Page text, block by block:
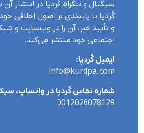
سیگنال و تلگرام کُردپا در انتشار
کُردپا با پایبندی بر اصول اخلاقی
و تأیید خبر، آن را در وب‌سایت و
اجتماعی خود منتشر می‌کند.
ایمیل کُردپا:
info@kurdpa.com
شماره تماس کُردپا در واتساپ،
0012026078129